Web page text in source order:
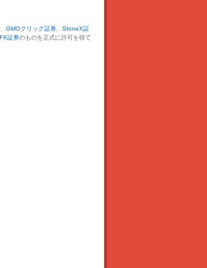
GMOクリック証券
StoneX証
証券のものを正式に許可を得て